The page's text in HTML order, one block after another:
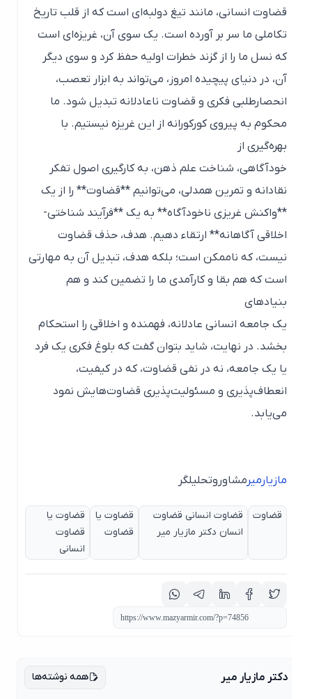
قضاوت انسانی، مانند تیغ دولبه‌ای است که از قلب تاریخ
تکاملی ما سر بر آورده است. یک سوی آن، غریزه‌ای است
که نسل ما را از گزند خطرات اولیه حفظ کرد و سوی دیگر
آن، در دنیای پیچیده امروز، می‌تواند به ابزار تعصب،
انحصارطلبی فکری و قضاوت ناعادلانه تبدیل شود. ما
محکوم به پیروی کورکورانه از این غریزه نیستیم. با
بهره‌گیری از
خودآگاهی، شناخت علم ذهن، به کارگیری اصول تفکر
نقادانه و تمرین همدلی، می‌توانیم **قضاوت** را از یک
**واکنش غریزی ناخودآگاه** به یک **فرآیند شناختی-
اخلاقی آگاهانه** ارتقاء دهیم. هدف، حذف قضاوت
نیست، که ناممکن است؛ بلکه هدف، تبدیل آن به مهارتی
است که هم بقا و کارآمدی ما را تضمین کند و هم
بنیادهای
یک جامعه انسانی عادلانه، فهمنده و اخلاقی را استحکام
بخشد. در نهایت، شاید بتوان گفت که بلوغ فکری یک فرد
یا یک جامعه، نه در نفی قضاوت، که در کیفیت،
انعطاف‌پذیری و مسئولیت‌پذیری قضاوت‌هایش نمود
می‌یابد.
مازیارمیرمشاوروتحلیلگر
قضاوت
قضاوت انسانی قضاوت
انسان دکتر مازیار میر
قضاوت یا
قضاوت
قضاوت یا
قضاوت
انسانی
دکتر مازیار میر همه نوشته‌ها